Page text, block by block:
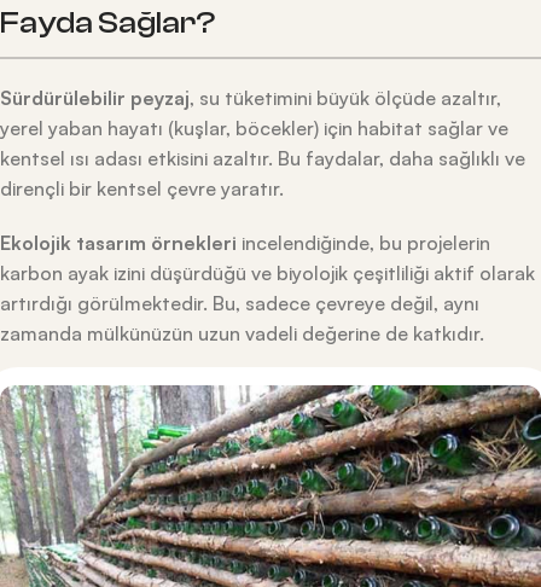
Fayda Sağlar?
Sürdürülebilir peyzaj, su tüketimini büyük ölçüde azaltır,
yerel yaban hayatı (kuşlar, böcekler) için habitat sağlar ve
kentsel ısı adası etkisini azaltır. Bu faydalar, daha sağlıklı ve
dirençli bir kentsel çevre yaratır.
Ekolojik tasarım örnekleri incelendiğinde, bu projelerin
karbon ayak izini düşürdüğü ve biyolojik çeşitliliği aktif olarak
artırdığı görülmektedir. Bu, sadece çevreye değil, aynı
zamanda mülkünüzün uzun vadeli değerine de katkıdır.